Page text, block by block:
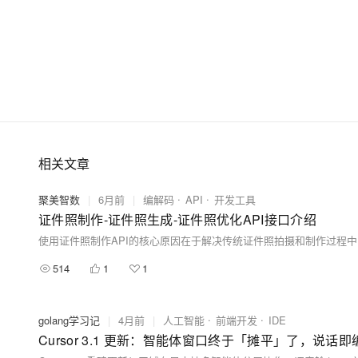
相关文章
聚美智数 | 6月前 | 编解码 API 开发工具
证件照制作-证件照生成-证件照优化API接口介绍
514 1 1
golang学习记 | 4月前 | 人工智能 前端开发 IDE
Cursor 3.1 更新：智能体窗口终于「摊平」了，说话即